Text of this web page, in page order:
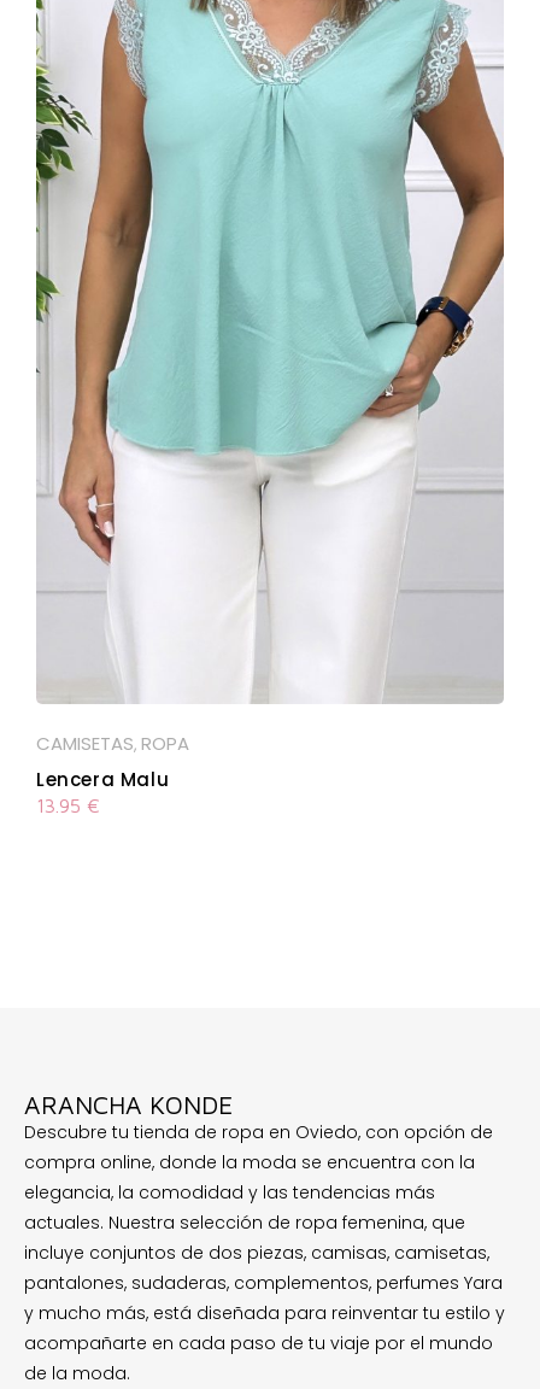
CAMISETAS, ROPA
Lencera Malu
13.95 €
ARANCHA KONDE
Descubre tu tienda de ropa en Oviedo, con opción de
compra online, donde la moda se encuentra con la
elegancia, la comodidad y las tendencias más
actuales. Nuestra selección de ropa femenina, que
incluye conjuntos de dos piezas, camisas, camisetas,
pantalones, sudaderas, complementos, perfumes Yara
y mucho más, está diseñada para reinventar tu estilo y
acompañarte en cada paso de tu viaje por el mundo
de la moda.